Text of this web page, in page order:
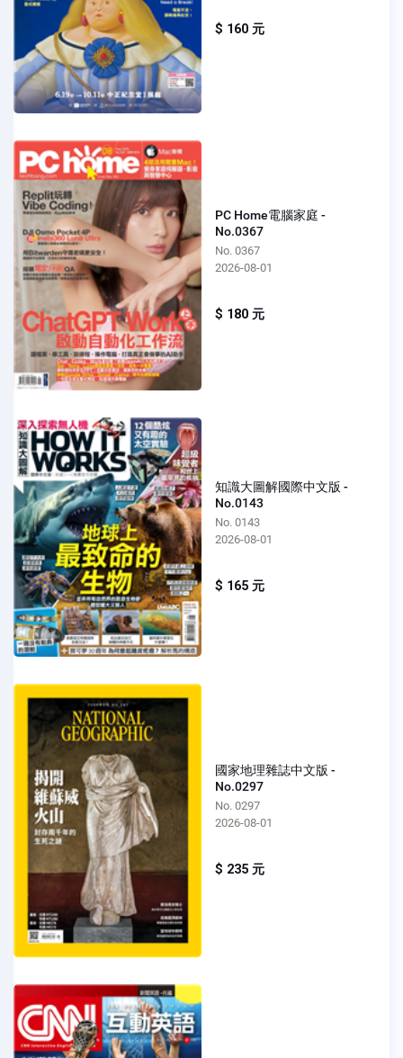
$ 160 元
PC Home電腦家庭 -
No.0367
No. 0367
2026-08-01
$ 180 元
知識大圖解國際中文版 -
No.0143
No. 0143
2026-08-01
$ 165 元
國家地理雜誌中文版 -
No.0297
No. 0297
2026-08-01
$ 235 元